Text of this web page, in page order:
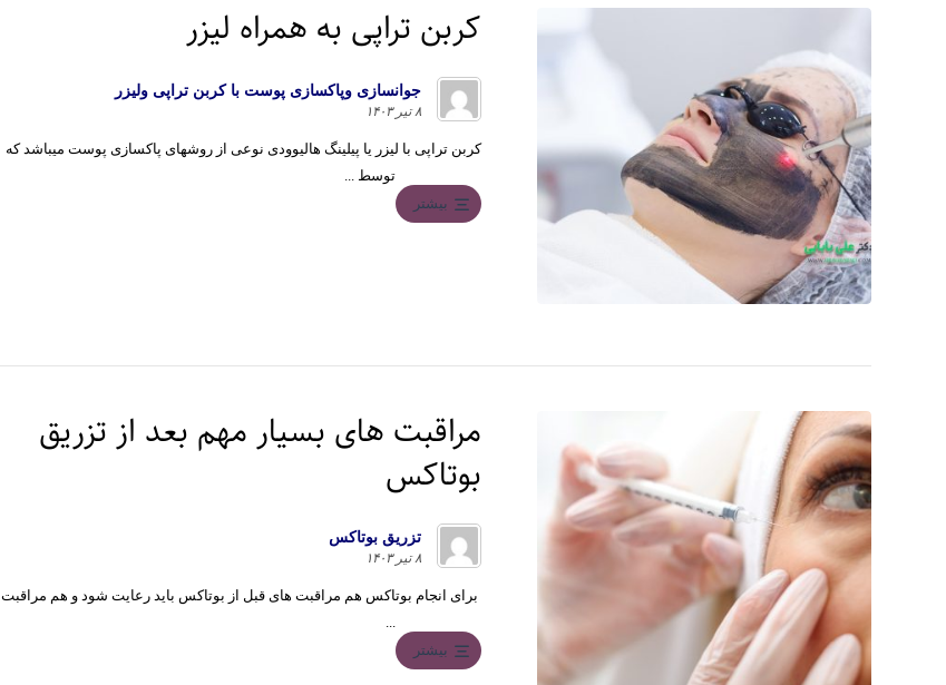
کربن تراپی به همراه لیزر
جوانسازى وپاكسازى پوست با كربن تراپى وليزر
۸ تیر ۱۴۰۳
کربن تراپی با لیزر یا پیلینگ هالیوودی نوعی از روشهای پاکسازی پوست میباشد که
توسط ...
بیشتر
مراقبت های بسیار مهم بعد از تزریق
بوتاکس
تزريق بوتاكس
۸ تیر ۱۴۰۳
برای انجام بوتاکس هم مراقبت های قبل از بوتاکس باید رعایت شود و هم مراقبت
...
بیشتر